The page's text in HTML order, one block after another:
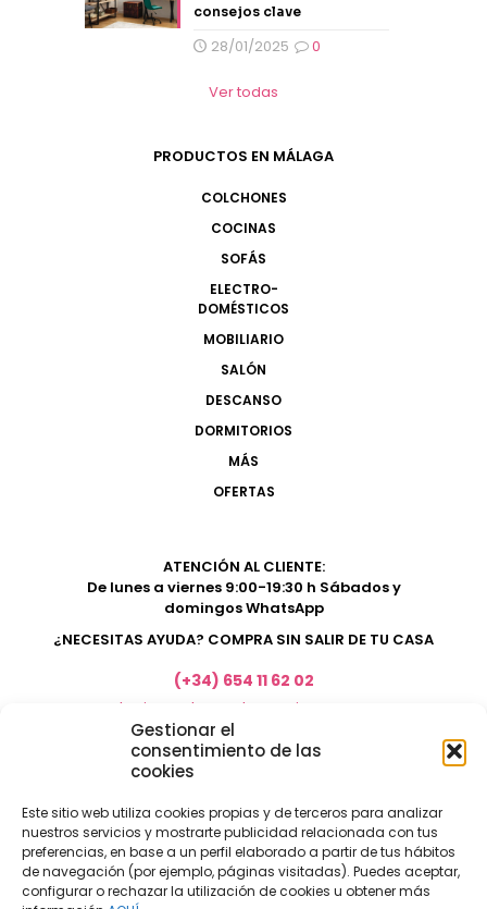
Gestionar el
consentimiento de las
cookies
Este sitio web utiliza cookies propias y de terceros para analizar
nuestros servicios y mostrarte publicidad relacionada con tus
preferencias, en base a un perfil elaborado a partir de tus hábitos
de navegación (por ejemplo, páginas visitadas). Puedes aceptar,
configurar o rechazar la utilización de cookies u obtener más
consejos clave
28/01/2025 0
Ver todas
PRODUCTOS EN MÁLAGA
COLCHONES
COCINAS
SOFÁS
ELECTRO-
DOMÉSTICOS
MOBILIARIO
SALÓN
DESCANSO
DORMITORIOS
MÁS
OFERTAS
ATENCIÓN AL CLIENTE:
De lunes a viernes 9:00-19:30 h Sábados y
domingos WhatsApp
¿NECESITAS AYUDA? COMPRA SIN SALIR DE TU CASA
(+34) 654 11 62 02
marketing@electrodomesticosacosta.es
Tienda de muebles en Fuengirola
Tienda de muebles en Benalmádena
Tienda de muebles en el Rincón de la Victoria
Tienda de electrodomésticos en Málaga